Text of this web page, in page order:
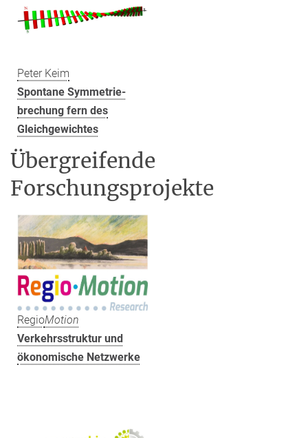
Peter Keim
Spontane Symmetrie-
brechung fern des
Gleichgewichtes
Übergreifende
Forschungsprojekte
RegioMotion
Verkehrsstruktur und
ökonomische Netzwerke